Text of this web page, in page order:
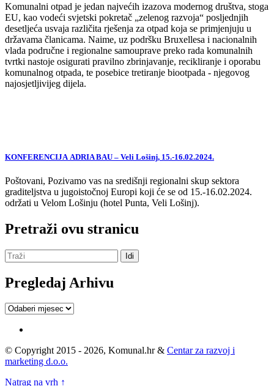
Komunalni otpad je jedan najvećih izazova modernog društva, stoga
EU, kao vodeći svjetski pokretač „zelenog razvoja“ posljednjih
desetljeća usvaja različita rješenja za otpad koja se primjenjuju u
državama članicama. Naime, uz podršku Bruxellesa i nacionalnih
vlada područne i regionalne samouprave preko rada komunalnih
tvrtki nastoje osigurati pravilno zbrinjavanje, recikliranje i oporabu
komunalnog otpada, te posebice tretiranje biootpada - njegovog
najosjetljivijeg dijela.
KONFERENCIJA ADRIA BAU – Veli Lošinj, 15.-16.02.2024.
Poštovani, Pozivamo vas na središnji regionalni skup sektora
graditeljstva u jugoistočnoj Europi koji će se od 15.-16.02.2024.
održati u Velom Lošinju (hotel Punta, Veli Lošinj).
Pretraži ovu stranicu
Pregledaj Arhivu
Pregledaj
© Copyright 2015 - 2026, Komunal.hr & Centar za razvoj i
marketing d.o.o.
Natrag na vrh ↑